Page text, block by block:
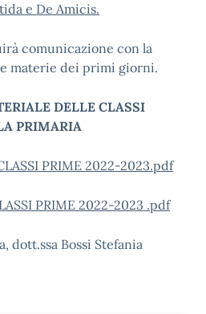
e De Amicis.
comunicazione con la
materie dei primi giorni.
DELLE CLASSI
PRIMARIA
PRIME 2022-2023.pdf
PRIME 2022-2023 .pdf
dott.ssa Bossi Stefania